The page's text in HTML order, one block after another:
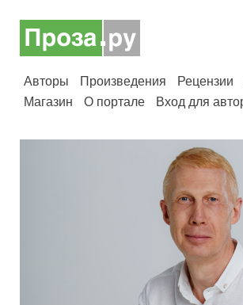
Авторы Произведения Рецензии
Магазин
О портале Вход для